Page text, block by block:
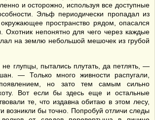
и осторожно, используя все доступные
Эльф периодически пропадал из
пространство рядом, опасался
Охотник непонятно для чего через каждые
на землю небольшой мешочек из грубой
глупцы, пытались плутать, да петлять, —
— Только много живности распугали,
но зато тем самым сильно
Вот если бы здесь еще и остальные
те, что издавна обитаю в этом лесу,
возникли бы точно. Попробуй отличи следы